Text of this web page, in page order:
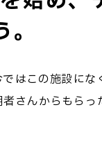
はこの施設にな
さんからもらっ